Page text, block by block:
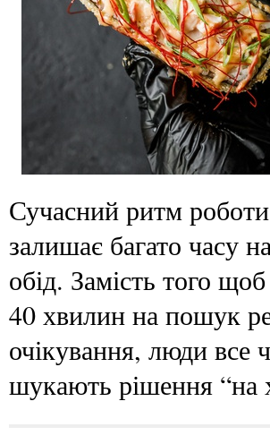
Сучасний ритм
залишає багато часу
обід. Замість того
40 хвилин на пошук
очікування, люди все
шукають рішення “на